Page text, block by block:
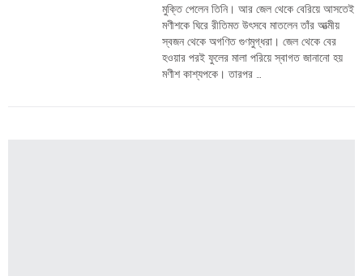
মুক্তি পেলেন তিনি। আর জেল থেকে বেরিয়ে আসতেই
মণীশকে ঘিরে রীতিমত উৎসবে মাতলেন তাঁর আত্মীয়
স্বজন থেকে অগণিত গুণমুগ্ধরা। জেল থেকে বের
হওয়ার পরই ফুলের মালা পরিয়ে স্বাগত জানানো হয়
মণীশ কাশ্যপকে। তারপর …